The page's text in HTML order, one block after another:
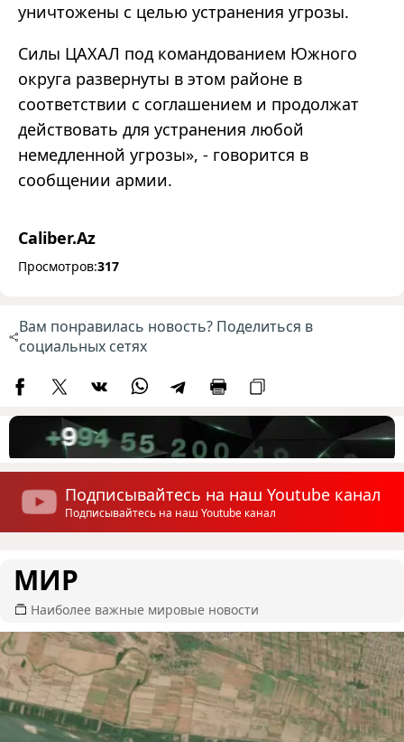
уничтожены с целью устранения угрозы.
Силы ЦАХАЛ под командованием Южного
округа развернуты в этом районе в
соответствии с соглашением и продолжат
действовать для устранения любой
немедленной угрозы», - говорится в
сообщении армии.
Caliber.Az
Просмотров:317
Вам понравилась новость? Поделиться в
социальных сетях
Подписывайтесь на наш Youtube канал
Подписывайтесь на наш Youtube канал
МИР
Наиболее важные мировые новости